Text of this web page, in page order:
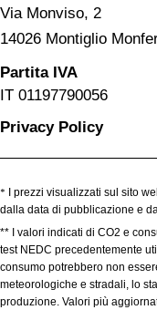
Via Monviso, 2
14026 Montiglio
Partita IVA
IT 01197790056
Privacy Policy
*
I prezzi visualizzati sul sito
dalla data di pubblicazione e
** I valori indicati di CO2 e
test NEDC precedentemente
consumo potrebbero non
meteorologiche e stradali, lo
produzione. Valori più